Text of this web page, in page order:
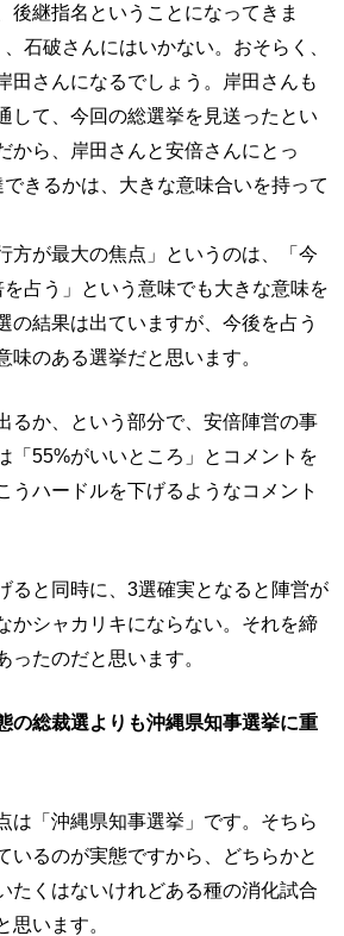
後継指名ということになってきま
石破さんにはいかない。おそらく、
田さんになるでしょう。岸田さんも
して、今回の総選挙を見送ったとい
から、岸田さんと安倍さんにとっ
きるかは、大きな意味合いを持って
方が最大の焦点」というのは、「今
占う」という意味でも大きな意味を
の結果は出ていますが、今後を占う
味のある選挙だと思います。
るか、という部分で、安倍陣営の事
「55%がいいところ」とコメントを
うハードルを下げるようなコメント
ると同時に、3選確実となると陣営が
かシャカリキにならない。それを締
ったのだと思います。
の総裁選よりも沖縄県知事選挙に重
は「沖縄県知事選挙」です。そちら
いるのが実態ですから、どちらかと
たくはないけれどある種の消化試合
思います。